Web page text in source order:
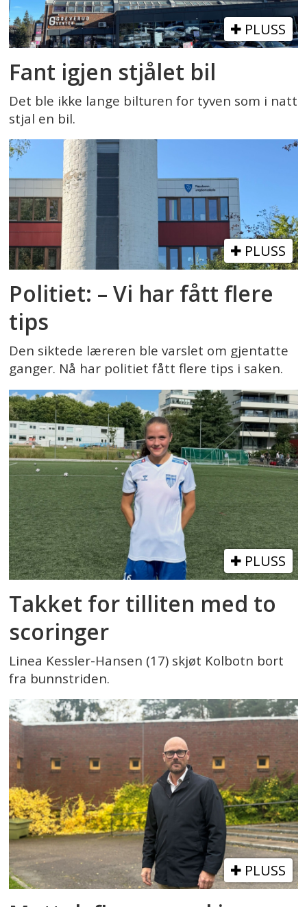
PLUSS
Fant igjen stjålet bil
Det ble ikke lange bilturen for tyven som i natt
stjal en bil.
PLUSS
Politiet: – Vi har fått flere
tips
Den siktede læreren ble varslet om gjentatte
ganger. Nå har politiet fått flere tips i saken.
PLUSS
Takket for tilliten med to
scoringer
Linea Kessler-Hansen (17) skjøt Kolbotn bort
fra bunnstriden.
PLUSS